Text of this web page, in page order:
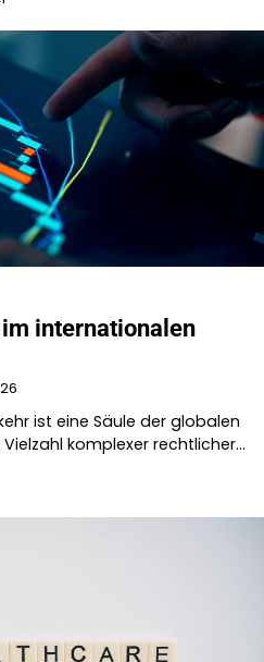
internationalen
ist eine Säule der globalen
komplexer rechtlicher…